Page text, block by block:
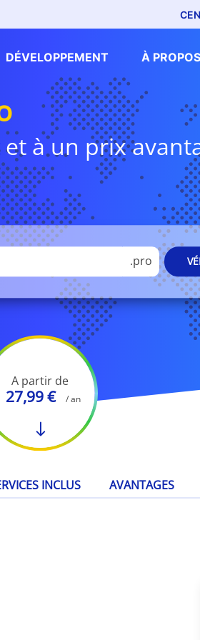
DÉVELOPPEMENT À
à un prix
.pro
A partir de
27,99 € / an
INCLUS AVANTAGES